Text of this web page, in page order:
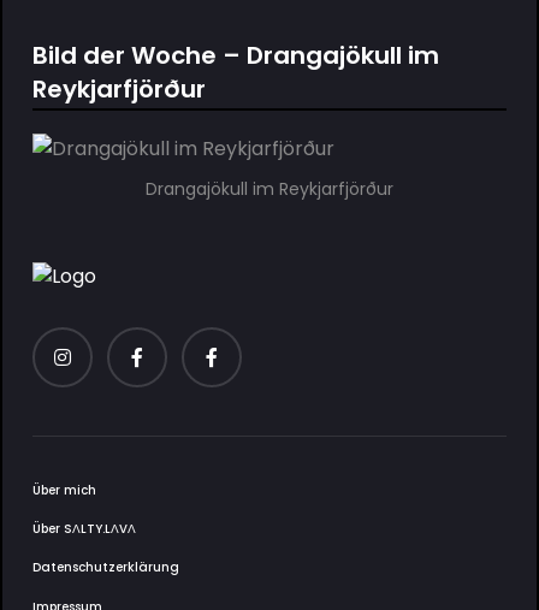
Bild der Woche – Drangajökull im
Reykjarfjörður
Drangajökull im Reykjarfjörður
Über mich
Über SΛLTY.LΛVΛ
Datenschutzerklärung